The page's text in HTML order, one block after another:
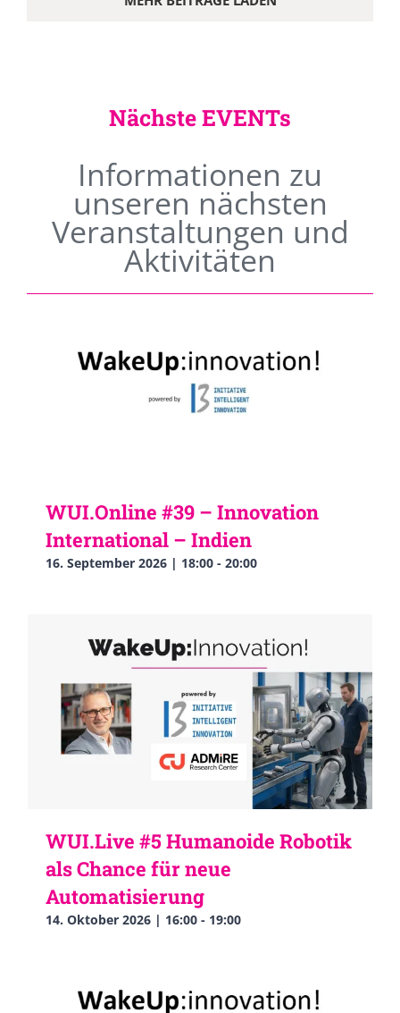
Nächste EVENTs
Informationen zu
unseren nächsten
Veranstaltungen und
Aktivitäten
WUI.Online #39 – Innovation
International – Indien
16. September 2026 | 18:00 - 20:00
WUI.Live #5 Humanoide Robotik
als Chance für neue
Automatisierung
14. Oktober 2026 | 16:00 - 19:00